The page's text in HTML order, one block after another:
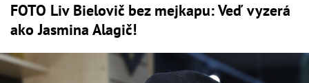
FOTO Liv Bielovič bez mejkapu: Veď vyzerá
ako Jasmina Alagič!